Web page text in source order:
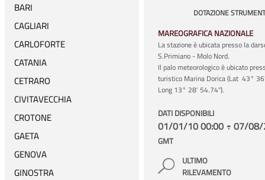
BARI
CAGLIARI
CARLOFORTE
CATANIA
CETRARO
CIVITAVECCHIA
CROTONE
GAETA
GENOVA
GINOSTRA
DOTAZIONE
MAREOGRAFICA NAZIONALE
La stazione è ubicata presso la
S.Primiano - Molo Nord.
Il palo meteorologico è ubicato
turistico Marina Dorica (Lat 43°
Long 13° 28' 54.74").
DATI DISPONIBILI
01/01/10 00:00 ÷ 07/08/
GMT
ULTIMO
RILEVAMENTO